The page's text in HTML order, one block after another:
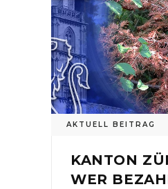
AKTUELL BEITRAG
KANTON
WER